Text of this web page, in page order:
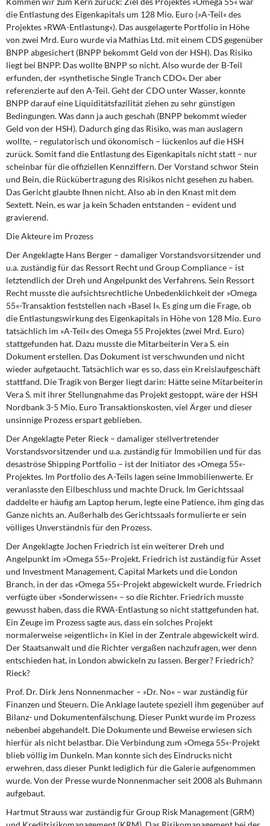
die Entlastung des Eigenkapitals um 128 Mio. Euro (»A-Teil« des
Projektes »RWA-Entlastung«). Das ausgelagerte Portfolio in Höhe
von zwei Mrd. Euro wurde via Mathias Ltd. mit einem CDS gegenüber
BNPP abgesichert (BNPP bekommt Geld von der HSH). Das Risiko
liegt bei BNPP. Das wollte BNPP so nicht. Also wurde der B-Teil
erfunden, der »synthetische Single Tranch CDO«. Der aber
referenzierte auf den A-Teil. Geht der CDO unter Wasser, konnte
BNPP darauf eine Liquiditätsfazilität ziehen zu sehr günstigen
Bedingungen. Was dann ja auch geschah (BNPP bekommt wieder
Geld von der HSH). Dadurch ging das Risiko, was man auslagern
wollte, – regulatorisch und ökonomisch – lückenlos auf die HSH
zurück. Somit fand die Entlastung des Eigenkapitals nicht statt – nur
scheinbar für die offiziellen Kennziffern. Der Vorstand schwor Stein
und Bein, die Rückübertragung des Risikos nicht gesehen zu haben.
Das Gericht glaubte Ihnen nicht. Also ab in den Knast mit dem
Sextett. Nein, es war ja kein Schaden entstanden – evident und
gravierend.
Die Akteure im Prozess
Der Angeklagte Hans Berger – damaliger Vorstandsvorsitzender und
u.a. zuständig für das Ressort Recht und Group Compliance – ist
letztendlich der Dreh und Angelpunkt des Verfahrens. Sein Ressort
Recht musste die aufsichtsrechtliche Unbedenklichkeit der »Omega
55«-Transaktion feststellen nach »Basel I«. Es ging um die Frage, ob
die Entlastungswirkung des Eigenkapitals in Höhe von 128 Mio. Euro
tatsächlich im »A-Teil« des Omega 55 Projektes (zwei Mrd. Euro)
stattgefunden hat. Dazu musste die Mitarbeiterin Vera S. ein
Dokument erstellen. Das Dokument ist verschwunden und nicht
wieder aufgetaucht. Tatsächlich war es so, dass ein Kreislaufgeschäft
stattfand. Die Tragik von Berger liegt darin: Hätte seine Mitarbeiterin
Vera S. mit ihrer Stellungnahme das Projekt gestoppt, wäre der HSH
Nordbank 3-5 Mio. Euro Transaktionskosten, viel Ärger und dieser
unsinnige Prozess erspart geblieben.
Der Angeklagte Peter Rieck – damaliger stellvertretender
Vorstandsvorsitzender und u.a. zuständig für Immobilien und für das
desaströse Shipping Portfolio – ist der Initiator des »Omega 55«-
Projektes. Im Portfolio des A-Teils lagen seine Immobilienwerte. Er
veranlasste den Eilbeschluss und machte Druck. Im Gerichtssaal
daddelte er häufig am Laptop herum, legte eine Patience, ihm ging das
Ganze nichts an. Außerhalb des Gerichtssaals formulierte er sein
völliges Unverständnis für den Prozess.
Der Angeklagte Jochen Friedrich ist ein weiterer Dreh und
Angelpunkt im »Omega 55«-Projekt. Friedrich ist zuständig für Asset
und Investment Management, Capital Markets und die London
Branch, in der das »Omega 55«-Projekt abgewickelt wurde. Friedrich
verfügte über »Sonderwissen« – so die Richter. Friedrich musste
gewusst haben, dass die RWA-Entlastung so nicht stattgefunden hat.
Ein Zeuge im Prozess sagte aus, dass ein solches Projekt
normalerweise »eigentlich« in Kiel in der Zentrale abgewickelt wird.
Der Staatsanwalt und die Richter vergaßen nachzufragen, wer denn
entschieden hat, in London abwickeln zu lassen. Berger? Friedrich?
Rieck?
Prof. Dr. Dirk Jens Nonnenmacher – »Dr. No« – war zuständig für
Finanzen und Steuern. Die Anklage lautete speziell ihm gegenüber auf
Bilanz- und Dokumentenfälschung. Dieser Punkt wurde im Prozess
nebenbei abgehandelt. Die Dokumente und Beweise erwiesen sich
hierfür als nicht belastbar. Die Verbindung zum »Omega 55«-Projekt
blieb völlig im Dunkeln. Man konnte sich des Eindrucks nicht
erwehren, dass dieser Punkt lediglich für die Galerie aufgenommen
wurde. Von der Presse wurde Nonnenmacher seit 2008 als Buhmann
aufgebaut.
Hartmut Strausswar zuständig für Group Risk Management (GRM)